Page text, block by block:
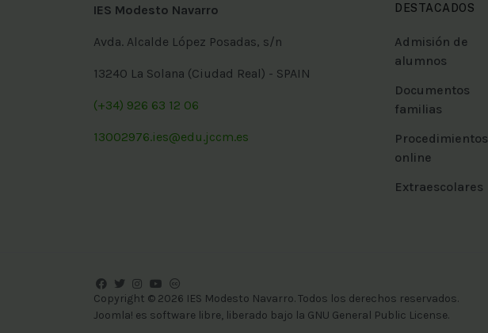
IES Modesto Navarro
Avda. Alcalde López Posadas, s/n
13240 La Solana (Ciudad Real) - SPAIN
(+34) 926 63 12 06
13002976.ies@edu.jccm.es
DESTACADOS
Admisión de
alumnos
Documentos
familias
Procedimientos
online
Extraescolares
Copyright © 2026 IES Modesto Navarro. Todos los derechos reservados.
Joomla! es software libre, liberado bajo la GNU General Public License.